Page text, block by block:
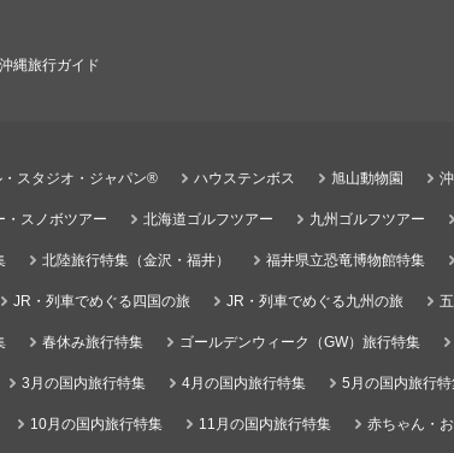
沖縄旅行ガイド
スタジオ・ジャパン® ハウステンボス 旭山動物園
・スノボツアー 北海道ゴルフツアー 九州ゴルフツアー
北陸旅行特集（金沢・福井） 福井県立恐竜博物館特集
JR・列車でめぐる四国の旅 JR・列車でめぐる九州の旅
春休み旅行特集 ゴールデンウィーク（GW）旅行特集
3月の国内旅行特集 4月の国内旅行特集 5月の国内旅行
10月の国内旅行特集 11月の国内旅行特集 赤ちゃん・